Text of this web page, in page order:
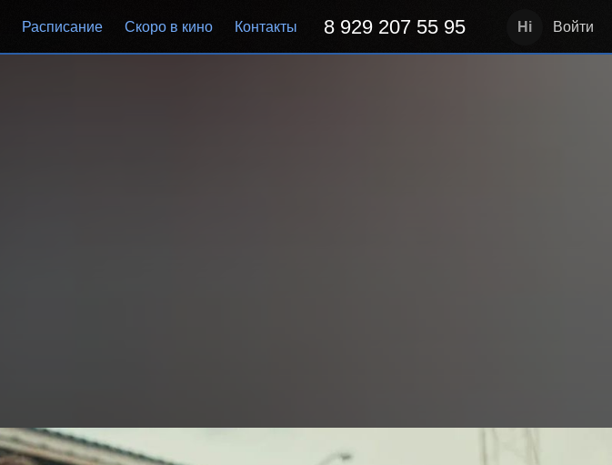
Расписание Скоро в кино Контакты 8 929 207 55 95 Войти